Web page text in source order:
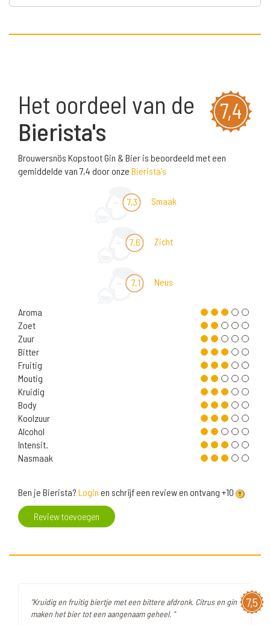
7,4
Het oordeel van de
Bierista's
Brouwersnös Kopstoot Gin & Bier is beoordeeld met een
gemiddelde van 7,4 door onze Bierista's
7,3 Smaak
7,6 Zicht
7,1 Neus
Aroma
Zoet
Zuur
Bitter
Fruitig
Moutig
Kruidig
Body
Koolzuur
Alcohol
Intensit.
Nasmaak
Ben je Bierista? Login en schrijf een review en ontvang +10
Review toevoegen
7,5
"Kruidig en fruitig biertje met een bittere afdronk. Citrus en gin
maken het bier tot een aangenaam geheel. "